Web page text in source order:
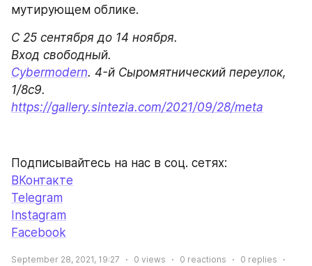
мутирующем облике.
С 25 сентября до 14 ноября.
Cybermodern. 4-й Сыромятнический переулок,
https://gallery.sintezia.com/2021/09/28/meta
Подписывайтесь на нас в соц. сетях:
ВКонтакте
Telegram
Instagram
Facebook
September 28, 2021, 19:27 0 views 0 reactions 0 replies